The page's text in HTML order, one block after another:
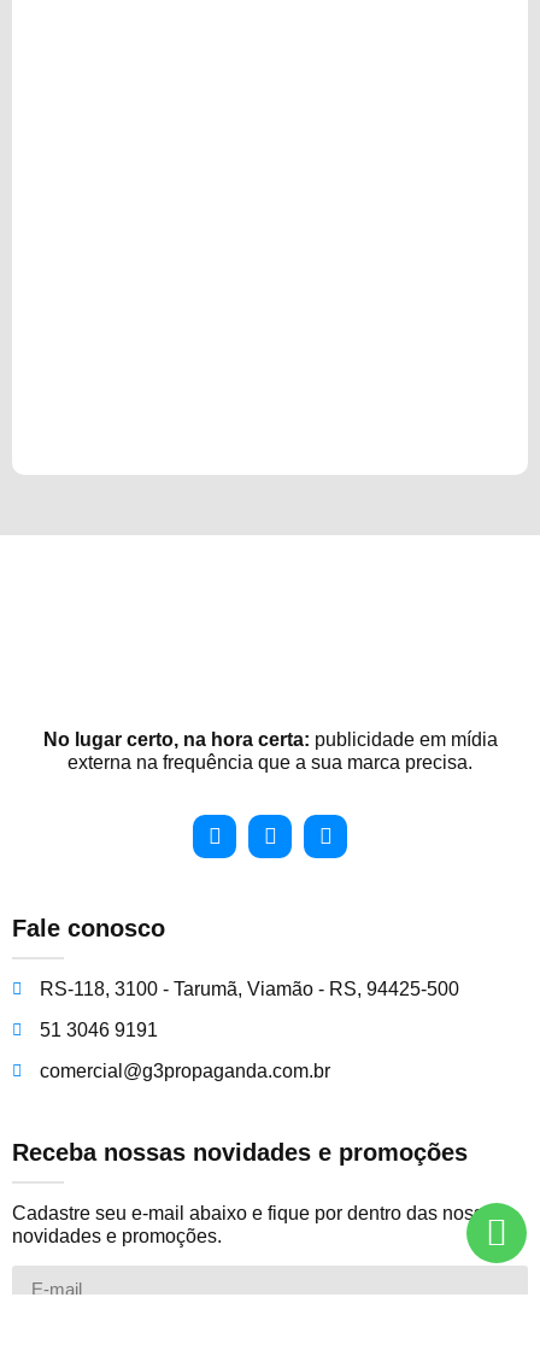
No lugar certo, na hora certa: publicidade em mídia
externa na frequência que a sua marca precisa.
Fale conosco
RS-118, 3100 - Tarumã, Viamão - RS, 94425-500
51 3046 9191
comercial@g3propaganda.com.br
Receba nossas novidades e promoções
Cadastre seu e-mail abaixo e fique por dentro das nossas
novidades e promoções.